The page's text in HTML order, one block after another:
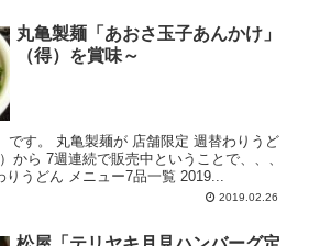
丸亀製麺「あおさ玉子あんかけ」
（得）を賞味～
週替わりうど
から 7週連続で販売中ということで、、、
週替わりうどん メニュー7品一覧 2019...
2019.02.26